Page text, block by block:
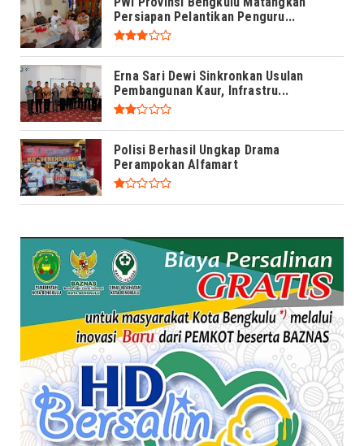
Persiapan Pelantikan Penguru...
Erna Sari Dewi Sinkronkan Usulan
Pembangunan Kaur, Infrastru...
Polisi Berhasil Ungkap Drama
Perampokan Alfamart